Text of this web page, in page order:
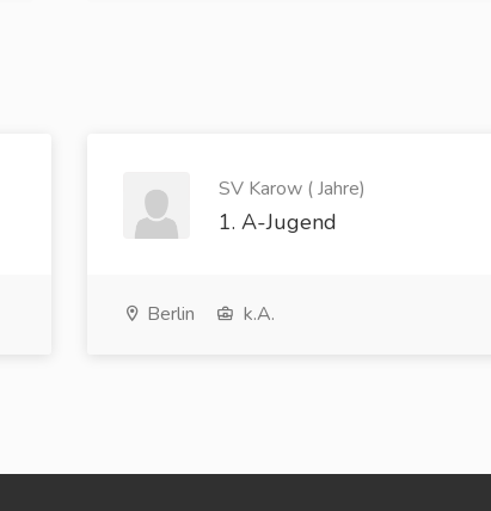
SV Karow ( Jahre)
1. A-Jugend
Berlin k.A.